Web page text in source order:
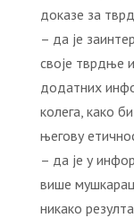
доказе за
– да је
своје тврдње
додатних
колега, како
његову
– да је у
више
никако